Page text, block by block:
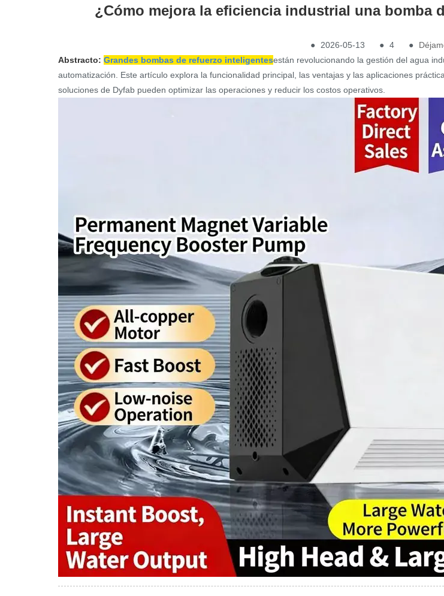
¿Cómo mejora la eficiencia industrial una bomba
● 2026-05-13 ● 4 ●
Abstracto: Grandes bombas de refuerzo inteligentesestán revolucionando la gestión del agua
automatización. Este artículo explora la funcionalidad principal, las ventajas y las aplicaciones
soluciones de Dyfab pueden optimizar las operaciones y reducir los costos operativos.